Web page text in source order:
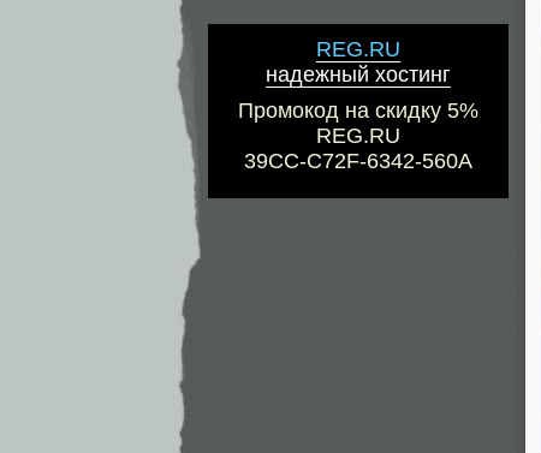
REG.RU
надежный хостинг
Промокод на скидку 5%
REG.RU
39CC-C72F-6342-560A